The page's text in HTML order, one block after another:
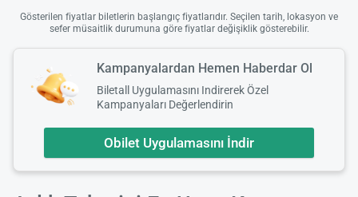
Gösterilen fiyatlar biletlerin başlangıç fiyatlarıdır. Seçilen tarih, lokasyon ve
sefer müsaitlik durumuna göre fiyatlar değişiklik gösterebilir.
Kampanyalardan Hemen Haberdar Ol
Biletall Uygulamasını Indirerek Özel
Kampanyaları Değerlendirin
Obilet Uygulamasını İndir